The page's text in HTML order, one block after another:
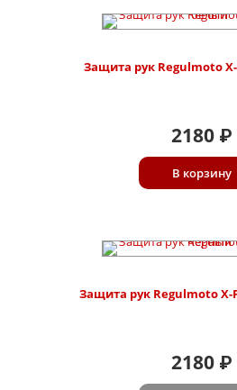
Защита рук Regulmoto
2180 ₽
В корзину
Защита рук Regulmoto X-
2180 ₽